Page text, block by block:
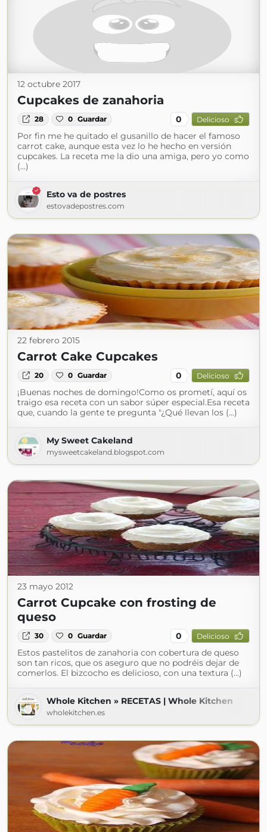
12 octubre 2017
Cupcakes de zanahoria
28 0 Guardar 0 Delicioso
Por fin me he quitado el gusanillo de hacer el famoso
carrot cake, aunque esta vez lo he hecho en versión
cupcakes. La receta me la dio una amiga, pero yo como
(...)
Esto va de postres
estovadepostres.com
22 febrero 2015
Carrot Cake Cupcakes
20 0 Guardar 0 Delicioso
¡Buenas noches de domingo!Como os prometí, aquí os
traigo esa receta con un sabor súper especial.Esa receta
que, cuando la gente te pregunta "¿Qué llevan los (...)
My Sweet Cakeland
mysweetcakeland.blogspot.com
23 mayo 2012
Carrot Cupcake con frosting de
queso
30 0 Guardar 0 Delicioso
Estos pastelitos de zanahoria con cobertura de queso
son tan ricos, que os aseguro que no podréis dejar de
comerlos. El bizcocho es delicioso, con una textura (...)
Whole Kitchen » RECETAS | Whole Kitchen
wholekitchen.es